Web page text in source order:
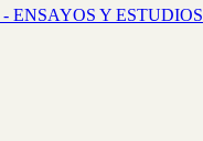
ENSAYOS Y ESTUDIOS